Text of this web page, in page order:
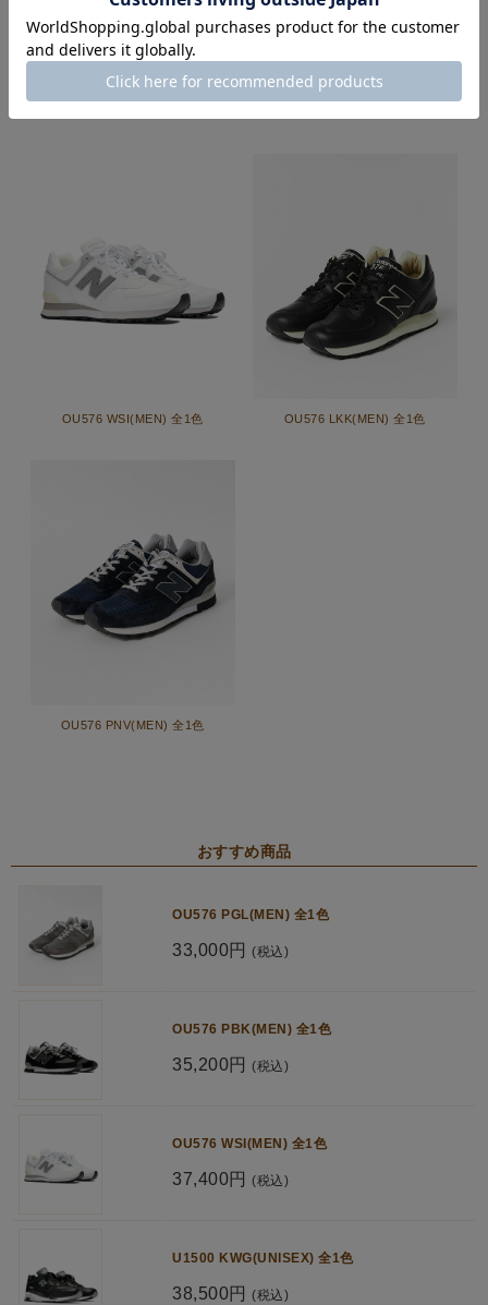
OU576 WSI(MEN) 全1色 OU576 LKK(MEN) 全1色
OU576 PNV(MEN) 全1色
おすすめ商品
OU576 PGL(MEN) 全1色
33,000円 (税込)
OU576 PBK(MEN) 全1色
35,200円 (税込)
OU576 WSI(MEN) 全1色
37,400円 (税込)
U1500 KWG(UNISEX) 全1色
38,500円 (税込)